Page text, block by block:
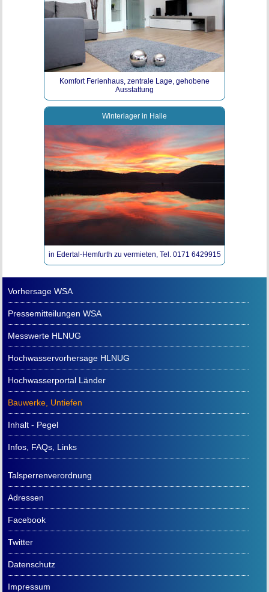
Komfort Ferienhaus, zentrale Lage, gehobene
Ausstattung
Winterlager in Halle
in Edertal-Hemfurth zu vermieten, Tel. 0171 6429915
Vorhersage WSA
Pressemitteilungen WSA
Messwerte HLNUG
Hochwasservorhersage HLNUG
Hochwasserportal Länder
Bauwerke, Untiefen
Inhalt - Pegel
Infos, FAQs, Links
Talsperrenverordnung
Adressen
Facebook
Twitter
Datenschutz
Impressum